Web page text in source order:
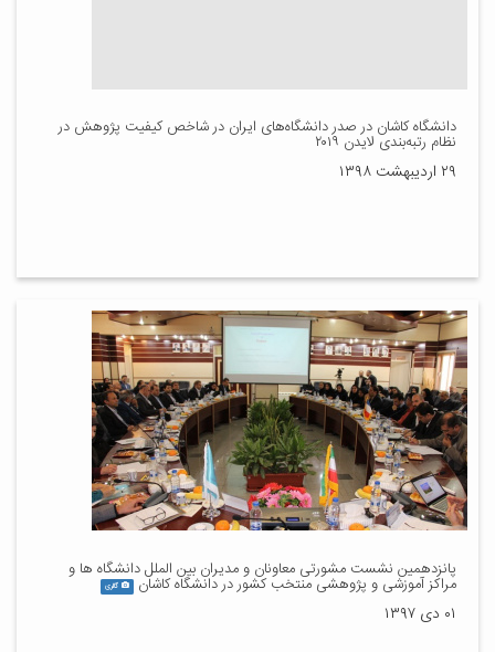
دانشگاه کاشان در صدر دانشگاه‌های ایران در شاخص کیفیت پژوهش در
نظام رتبه‌بندی لایدن ۲۰۱۹
۲۹ اردیبهشت ۱۳۹۸
پانزدهمین نشست مشورتی معاونان و مدیران بین الملل دانشگاه ها و
مراکز آموزشی و پژوهشی منتخب کشور در دانشگاه کاشان گالری
۰۱ دی ۱۳۹۷